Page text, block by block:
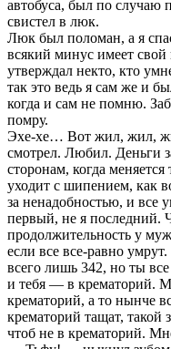
автобуса, был по случаю
свистел в люк.
Люк был поломан, а я
всякий минус имеет
утверждал некто, кто
так это ведь я сам же и
когда и сам не помню.
помру.
Эхе-хе… Вот жил, жил,
смотрел. Любил. Деньги
сторонам, когда
уходит с шипением, как
за ненадобностью, и все
первый, не я последний.
продолжительность у
если все все-равно
всего лишь 342, но ты
и тебя — в крематорий.
крематорий, а то нынче
крематорий тащат, такой
чтоб не в крематорий.